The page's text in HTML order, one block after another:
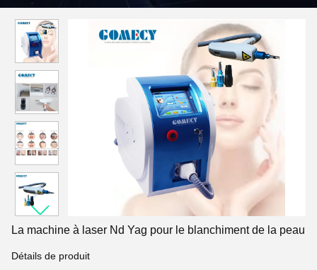
La machine à laser Nd Yag pour le blanchiment de la peau
Détails de produit